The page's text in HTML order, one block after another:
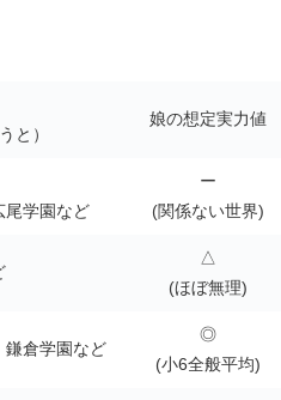
と）
娘の想定実力値
尾学園など
ー
(関係ない世界)
△
(ほぼ無理)
鎌倉学園など
◎
(小6全般平均)